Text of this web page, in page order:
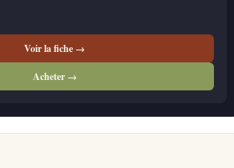
Voir la fiche →
Acheter →